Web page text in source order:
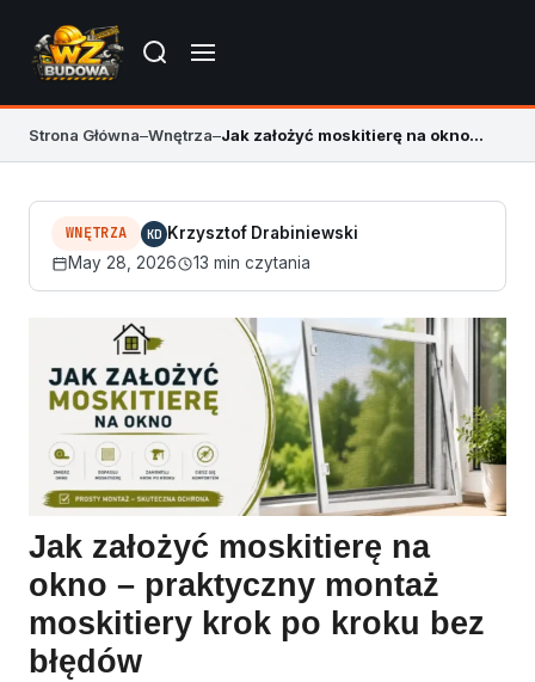
Strona Główna–Wnętrza– Jak założyć moskitierę na okno krok po kroku
WNĘTRZA KD Krzysztof Drabiniewski
May 28, 2026
13 min czytania
Jak założyć moskitierę na
okno – praktyczny montaż
moskitiery krok po kroku bez
błędów